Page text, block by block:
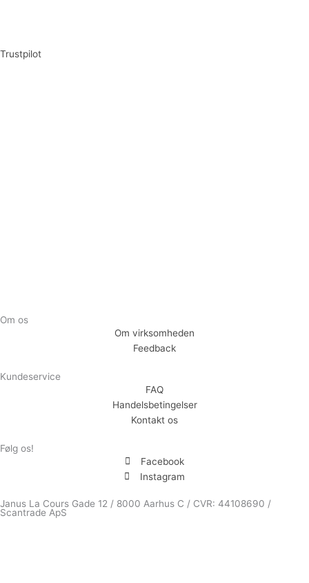
Trustpilot
Om os
Om virksomheden
Feedback
Kundeservice
FAQ
Handelsbetingelser
Kontakt os
Følg os!
Facebook
Instagram
Janus La Cours Gade 12 / 8000 Aarhus C / CVR: 44108690 /
Scantrade ApS